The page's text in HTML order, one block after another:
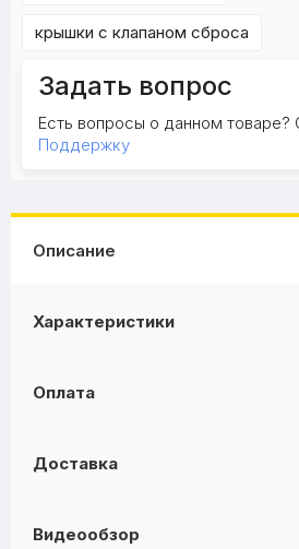
крышки с клапаном сброса
Задать вопрос
Есть вопросы о данном товаре?
Поддержку
Описание
Характеристики
Оплата
Доставка
Видеообзор